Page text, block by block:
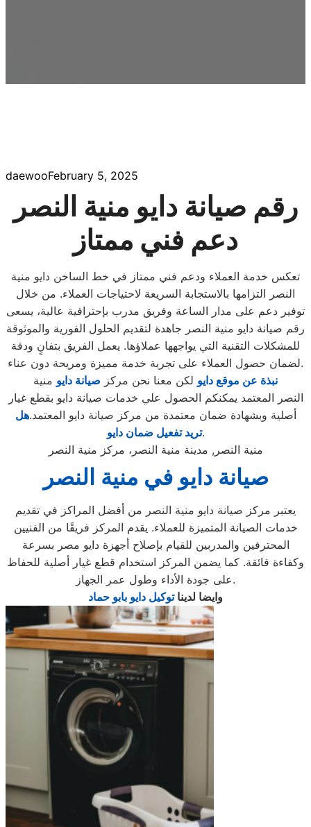
daewooFebruary 5, 2025
رقم صيانة دايو منية النصر
دعم فني ممتاز
تعكس خدمة العملاء ودعم فني ممتاز في خط الساخن دايو منية
النصر التزامها بالاستجابة السريعة لاحتياجات العملاء. من خلال
توفير دعم على مدار الساعة وفريق مدرب بإحترافية عالية، يسعى
رقم صيانة دايو منية النصر جاهدة لتقديم الحلول الفورية والموثوقة
للمشكلات التقنية التي يواجهها عملاؤها. يعمل الفريق بتفانٍ ودقة
لضمان حصول العملاء على تجربة خدمة مميزة ومريحة دون عناء.
نبذة عن موقع دايو لكن معنا نحن مركز صيانة دايو منية
النصر المعتمد يمكنكم الحصول علي خدمات صيانة دايو بقطع غيار
أصلية وبشهادة ضمان معتمدة من مركز صيانة دايو المعتمد.هل
تريد تفعيل ضمان دايو.
منية النصر, مدينة منية النصر، مركز منية النصر
صيانة دايو في منية النصر
يعتبر مركز صيانة دايو منية النصر من أفضل المراكز في تقديم
خدمات الصيانة المتميزة للعملاء. يقدم المركز فريقًا من الفنيين
المحترفين والمدربين للقيام بإصلاح أجهزة دايو مصر بسرعة
وكفاءة فائقة. كما يضمن المركز استخدام قطع غيار أصلية للحفاظ
على جودة الأداء وطول عمر الجهاز.
وايضا لديناتوكيل دايو بابو حماد